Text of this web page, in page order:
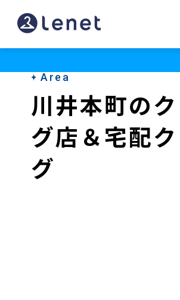
川
井
Area
川井本町の
グ店＆宅配
グ